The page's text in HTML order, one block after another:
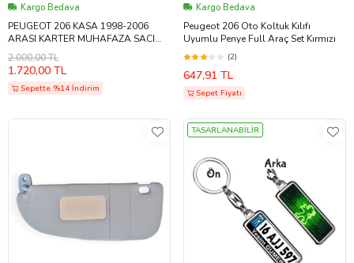
Kargo Bedava
PEUGEOT 206 KASA 1998-2006
ARASI KARTER MUHAFAZA SACI
METAL ÇELİK MOTOR ALT KORUMA
SACI SERVİS ÜRÜNÜDÜR PİYASA
ÜRÜNÜ DEĞİLDİR
2.000,00 TL
1.720,00 TL
Sepette %14 İndirim
Kargo Bedava
Peugeot 206 Oto Koltuk Kılıfı
Uyumlu Penye Full Araç Set Kırmızı
(2)
647,91 TL
Sepet Fiyatı
TASARLANABİLİR